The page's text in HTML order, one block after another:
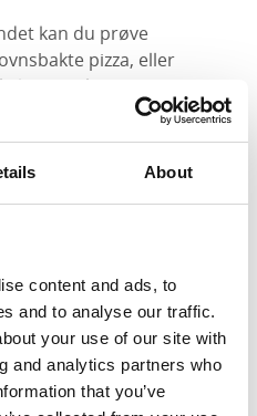
About
content and ads, to
and to analyse our traffic.
your use of our site with
and analytics partners who
that you’ve
kan du prøve
pizza, eller
museet som er
på mange fine og
livet under
snorkle-stien.
høyeste punkt,
utsikt over
skjærgården er
opplevelse.